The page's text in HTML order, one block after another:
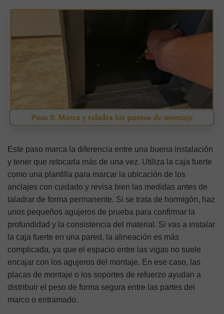
Este paso marca la diferencia entre una buena instalación
y tener que retocarla más de una vez. Utiliza la caja fuerte
como una plantilla para marcar la ubicación de los
anclajes con cuidado y revisa bien las medidas antes de
taladrar de forma permanente. Si se trata de hormigón, haz
unos pequeños agujeros de prueba para confirmar la
profundidad y la consistencia del material. Si vas a instalar
la caja fuerte en una pared, la alineación es más
complicada, ya que el espacio entre las vigas no suele
encajar con los agujeros del montaje. En ese caso, las
placas de montaje o los soportes de refuerzo ayudan a
distribuir el peso de forma segura entre las partes del
marco o entramado.